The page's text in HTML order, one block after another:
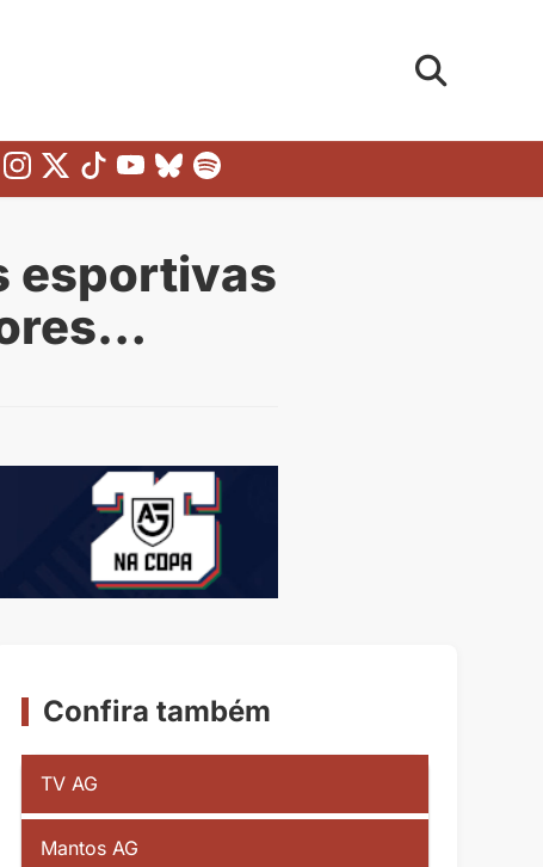
esportivas
Confira também
TV AG
Mantos AG